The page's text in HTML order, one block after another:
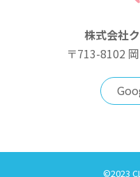
株式会社
〒713-8102
©2023